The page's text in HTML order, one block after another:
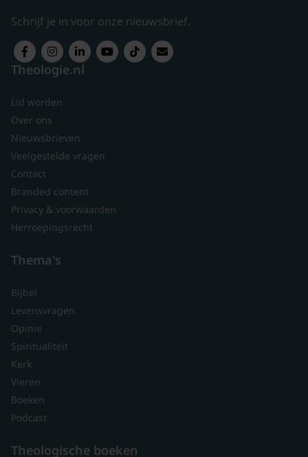
Schrijf je in voor onze nieuwsbrief.
Theologie.nl
Lid worden
Over ons
Nieuwsbrieven
Veelgestelde vragen
Contact
Branded content
Privacy & voorwaarden
Herroepingsrecht
Thema's
Bijbel
Levensvragen
Opinie
Spiritualiteit
Kerk
Vieren
Boeken
Podcast
Theologische boeken